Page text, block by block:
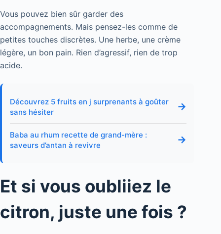
Vous pouvez bien sûr garder des
accompagnements. Mais pensez-les comme de
petites touches discrètes. Une herbe, une crème
légère, un bon pain. Rien d’agressif, rien de trop
acide.
Découvrez 5 fruits en j surprenants à goûter
sans hésiter
→
Baba au rhum recette de grand-mère :
saveurs d’antan à revivre
→
Et si vous oubliiez le
citron, juste une fois ?